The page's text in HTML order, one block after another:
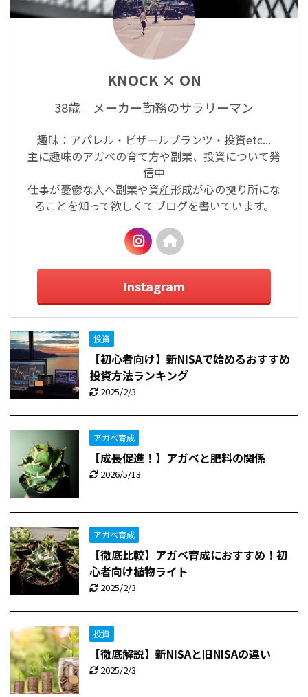
KNOCK × ON
38歳｜メーカー勤務のサラリーマン
趣味：アパレル・ビザールプランツ・投資etc...
主に趣味のアガベの育て方や副業、投資について発
信中
仕事が憂鬱な人へ副業や資産形成が心の拠り所にな
ることを知って欲しくてブログを書いています。
Instagram
投資
【初心者向け】新NISAで始めるおすすめ
投資方法ランキング
2025/2/3
アガベ育成
【成長促進！】アガベと肥料の関係
2026/5/13
アガベ育成
【徹底比較】アガベ育成におすすめ！初
心者向け植物ライト
2025/2/3
投資
【徹底解説】新NISAと旧NISAの違い
2025/2/3